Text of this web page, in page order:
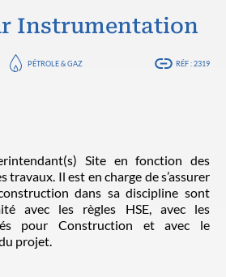
Instrumentation
PÉTROLE & GAZ RÉF : 2319
Site en fonction des
travaux. Il est en charge de s’assurer
dans sa discipline sont
avec les règles HSE, avec les
pour Construction et avec le
projet.